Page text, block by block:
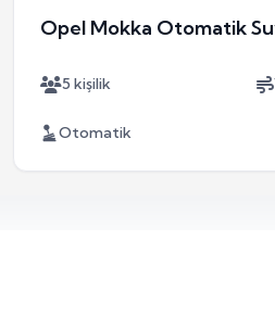
Opel Mokka Otomatik
5 kişilik
Otomatik